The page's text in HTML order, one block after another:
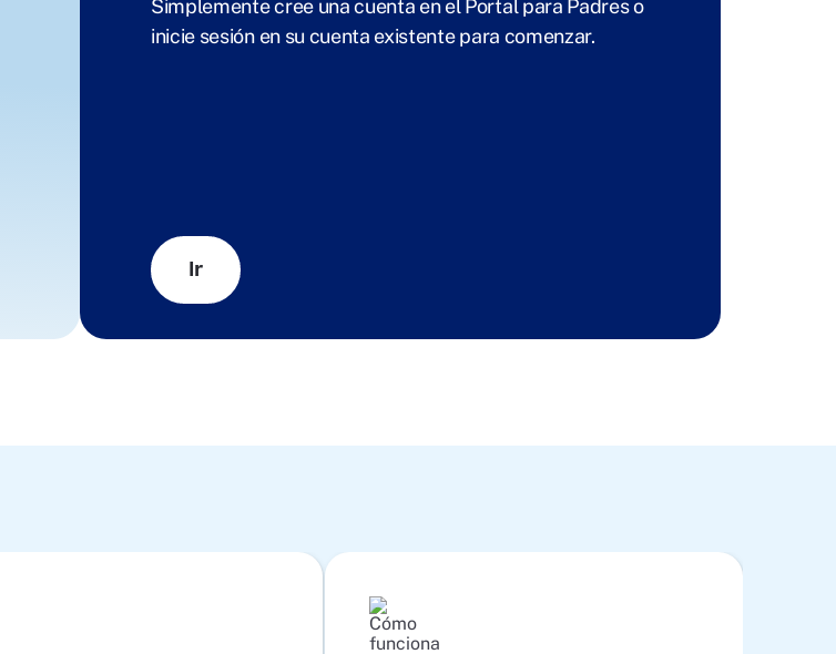
Simplemente cree una cuenta en el Portal para Padres o
inicie sesión en su cuenta existente para comenzar.
Ir